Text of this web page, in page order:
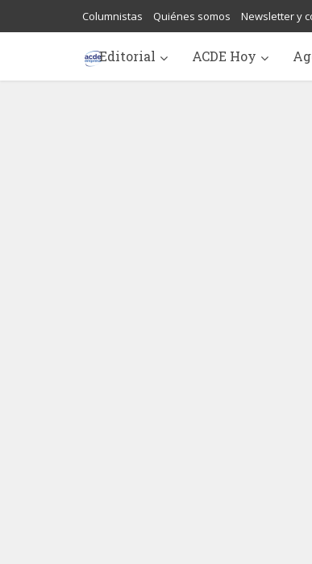
Columnistas Quiénes somos Newsletter y
Editorial ACDE Hoy